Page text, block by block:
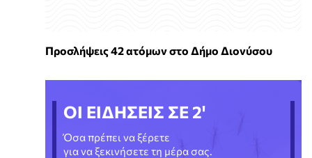
Προσλήψεις 42 ατόμων στο Δήμο Διονύσου
ΟΙ ΕΙΔΗΣΕΙΣ ΣΕ 2'
Όσα πρέπει να ξέρετε
για να ξεκινήσετε τη μέρα σας.